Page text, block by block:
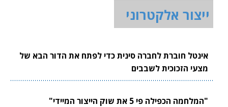
ייצור אלקטרוני
אינטל חוברת לחברה סינית כדי לפתח את הדור הבא של
מצעי הזכוכית לשבבים
"המלחמה הכפילה פי 5 את שוק הייצור המיידי"